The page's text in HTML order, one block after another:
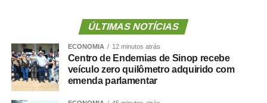
Os servidores apontam ainda incoerência entre discurso
e prática da administração municipal. Durante a
inauguração da Unidade de Saúde da Família (USF) do
bairro Pedregal, o prefeito teria afirmado que não
autorizaria férias sem a devida substituição de
ÚLTIMAS NOTÍCIAS
ECONOMIA 12 minutos atrás
Centro de Endemias de Sinop recebe
veículo zero quilômetro adquirido com
emenda parlamentar